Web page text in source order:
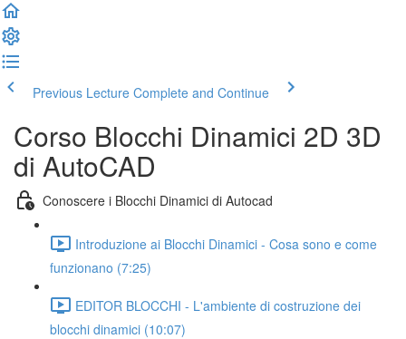
Previous Lecture Complete and Continue
Corso Blocchi Dinamici 2D 3D
di AutoCAD
Conoscere i Blocchi Dinamici di Autocad
Introduzione ai Blocchi Dinamici - Cosa sono e come
funzionano (7:25)
EDITOR BLOCCHI - L'ambiente di costruzione dei
blocchi dinamici (10:07)